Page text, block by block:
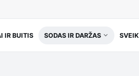
IR BUITIS SODAS IR DARŽAS